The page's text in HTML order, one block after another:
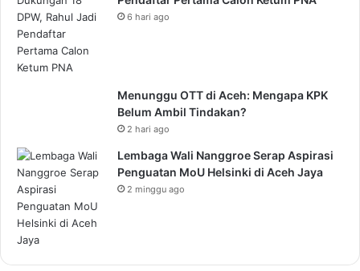
6 hari ago
Menunggu OTT di Aceh: Mengapa KPK
Belum Ambil Tindakan?
2 hari ago
Lembaga Wali Nanggroe Serap Aspirasi
Penguatan MoU Helsinki di Aceh Jaya
2 minggu ago